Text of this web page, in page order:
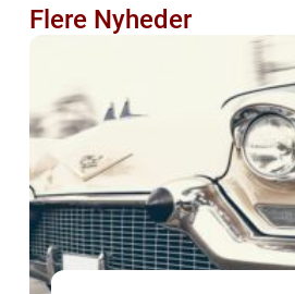
Flere Nyheder